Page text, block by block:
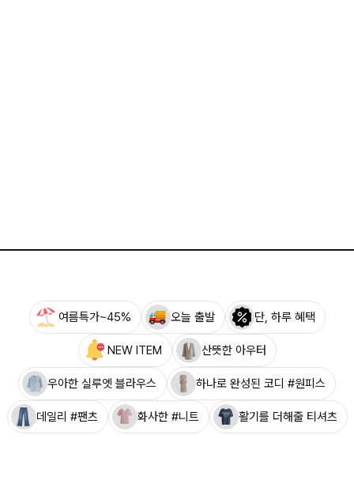
여름특가~45% 오늘 출발 단, 하루 혜택
NEW ITEM 산뜻한 아우터
우아한 실루엣 블라우스 하나로 완성된 코디 #원피스
데일리 #팬츠 화사한 #니트 활기를 더해줄 티셔츠